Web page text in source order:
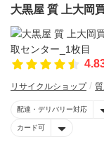
大黒屋 質 上大岡
リサイクルショップ
配達・デリバリー対応
カード可